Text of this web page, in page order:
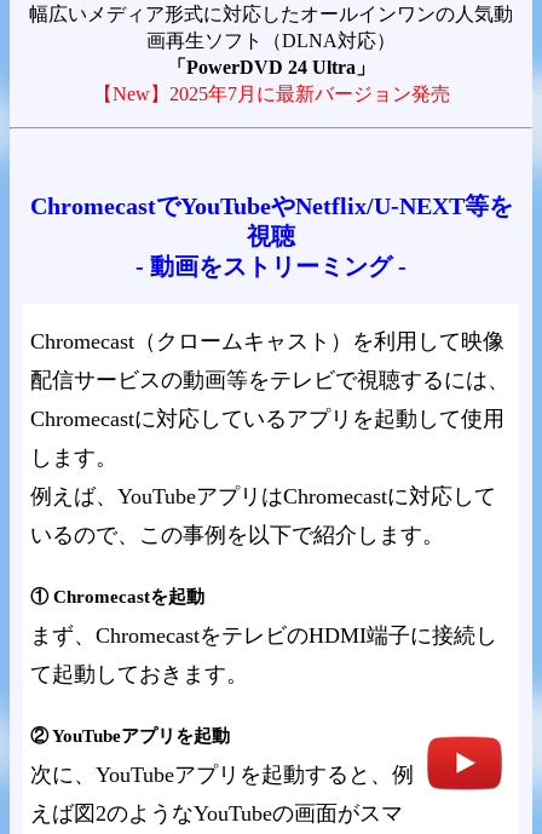
幅広いメディア形式に対応したオールインワンの人気動
画再生ソフト（DLNA対応）
「PowerDVD 24 Ultra」
【New】2025年7月に最新バージョン発売
ChromecastでYouTubeやNetflix/U-NEXT等を
視聴
- 動画をストリーミング -
Chromecast（クロームキャスト）を利用して映像
配信サービスの動画等をテレビで視聴するには、
Chromecastに対応しているアプリを起動して使用
します。
例えば、YouTubeアプリはChromecastに対応して
いるので、この事例を以下で紹介します。
① Chromecastを起動
まず、ChromecastをテレビのHDMI端子に接続し
て起動しておきます。
② YouTubeアプリを起動
次に、YouTubeアプリを起動すると、例
えば図2のようなYouTubeの画面がスマ